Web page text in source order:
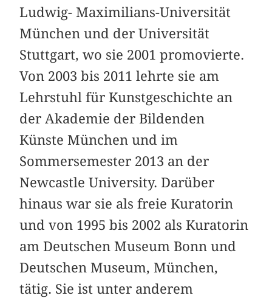
Ludwig- Maximilians-Universität
München und der Universität
Stuttgart, wo sie 2001 promovierte.
Von 2003 bis 2011 lehrte sie am
Lehrstuhl für Kunstgeschichte an
der Akademie der Bildenden
Künste München und im
Sommersemester 2013 an der
Newcastle University. Darüber
hinaus war sie als freie Kuratorin
und von 1995 bis 2002 als Kuratorin
am Deutschen Museum Bonn und
Deutschen Museum, München,
tätig. Sie ist unter anderem